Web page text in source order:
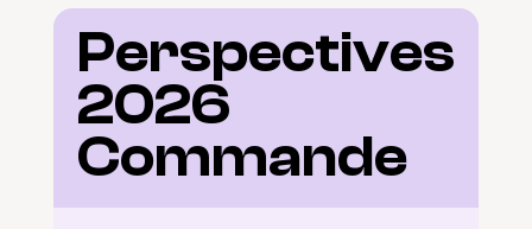
Perspectives
2026
Commande